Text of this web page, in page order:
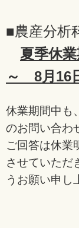
■農産分析
夏季休
～ 8月16
休業期間中も
のお問い合わ
ご回答は休業
させていただ
うお願い申し